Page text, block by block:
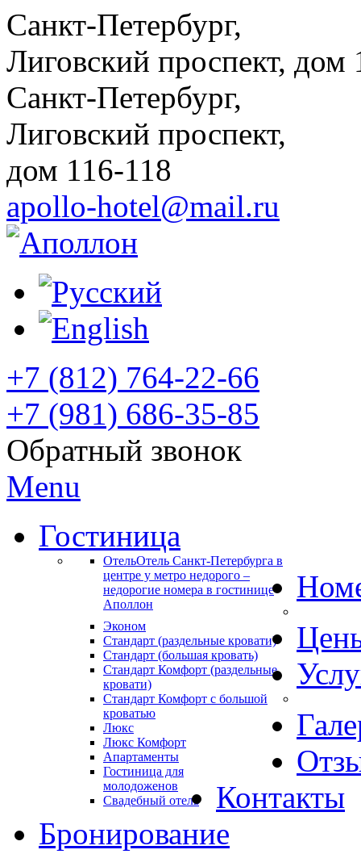
Санкт-Петербург,
Лиговский проспект, дом
Санкт-Петербург,
Лиговский проспект,
дом 116-118
apollo-hotel@mail.ru
+7 (812) 764-22-66
+7 (981) 686-35-85
Обратный звонок
Menu
Гостиница
ОтельОтель Санкт-Петербурга в
центре у метро недорого –
недорогие номера в гостинице
Аполлон
Эконом
Стандарт (раздельные кровати)
Стандарт (большая кровать)
Стандарт Комфорт (раздельные
кровати)
Стандарт Комфорт с большой
кроватью
Люкс
Люкс Комфорт
Апартаменты
Гостиница для
молодоженов
Свадебный отель
Контакты
Бронирование